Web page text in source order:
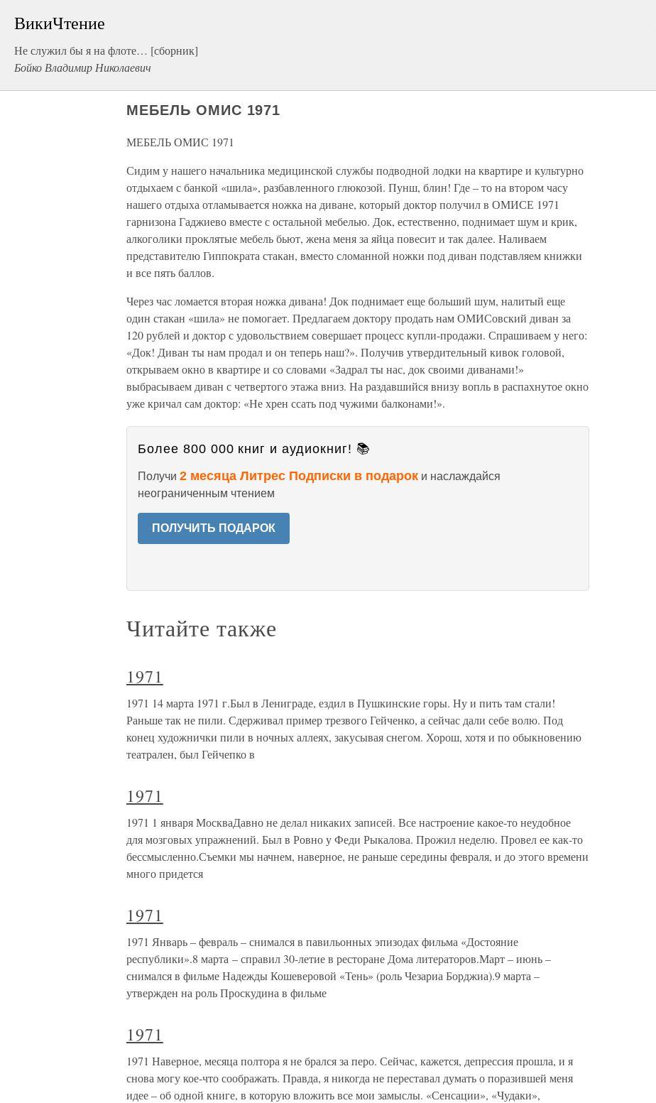
ВикиЧтение
Не служил бы я на флоте… [сборник]
Бойко Владимир Николаевич
МЕБЕЛЬ ОМИС 1971
МЕБЕЛЬ ОМИС 1971
Сидим у нашего начальника медицинской службы подводной лодки на квартире и культурно
отдыхаем с банкой «шила», разбавленного глюкозой. Пунш, блин! Где – то на втором часу
нашего отдыха отламывается ножка на диване, который доктор получил в ОМИСЕ 1971
гарнизона Гаджиево вместе с остальной мебелью. Док, естественно, поднимает шум и крик,
алкоголики проклятые мебель бьют, жена меня за яйца повесит и так далее. Наливаем
представителю Гиппократа стакан, вместо сломанной ножки под диван подставляем книжки
и все пять баллов.
Через час ломается вторая ножка дивана! Док поднимает еще больший шум, налитый еще
один стакан «шила» не помогает. Предлагаем доктору продать нам ОМИСовский диван за
120 рублей и доктор с удовольствием совершает процесс купли-продажи. Спрашиваем у него:
«Док! Диван ты нам продал и он теперь наш?». Получив утвердительный кивок головой,
открываем окно в квартире и со словами «Задрал ты нас, док своими диванами!»
выбрасываем диван с четвертого этажа вниз. На раздавшийся внизу вопль в распахнутое окно
уже кричал сам доктор: «Не хрен ссать под чужими балконами!».
Более 800 000 книг и аудиокниг! 📚
Получи 2 месяца Литрес Подписки в подарок и наслаждайся
неограниченным чтением
ПОЛУЧИТЬ ПОДАРОК
Читайте также
1971
1971 14 марта 1971 г.Был в Лениграде, ездил в Пушкинские горы. Ну и пить там стали!
Раньше так не пили. Сдерживал пример трезвого Гейченко, а сейчас дали себе волю. Под
конец художнички пили в ночных аллеях, закусывая снегом. Хорош, хотя и по обыкновению
театрален, был Гейчепко в
1971
1971 1 января МоскваДавно не делал никаких записей. Все настроение какое-то неудобное
для мозговых упражнений. Был в Ровно у Феди Рыкалова. Прожил неделю. Провел ее как-то
бессмысленно.Съемки мы начнем, наверное, не раньше середины февраля, и до этого времени
много придется
1971
1971 Январь – февраль – снимался в павильонных эпизодах фильма «Достояние
республики».8 марта – справил 30-летие в ресторане Дома литераторов.Март – июнь –
снимался в фильме Надежды Кошеверовой «Тень» (роль Чезариа Борджиа).9 марта –
утвержден на роль Проскудина в фильме
1971
1971 Наверное, месяца полтора я не брался за перо. Сейчас, кажется, депрессия прошла, и я
снова могу кое-что соображать. Правда, я никогда не переставал думать о поразившей меня
идее – об одной книге, в которую вложить все мои замыслы. «Сенсации», «Чудаки»,